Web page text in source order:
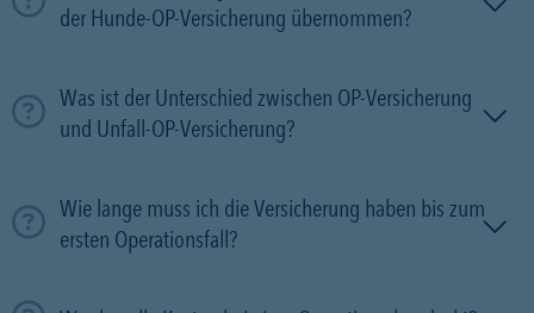
der Hunde-OP-Versicherung übernommen?
Was ist der Unterschied zwischen OP-Versicherung
und Unfall-OP-Versicherung?
Wie lange muss ich die Versicherung haben bis zum
ersten Operationsfall?